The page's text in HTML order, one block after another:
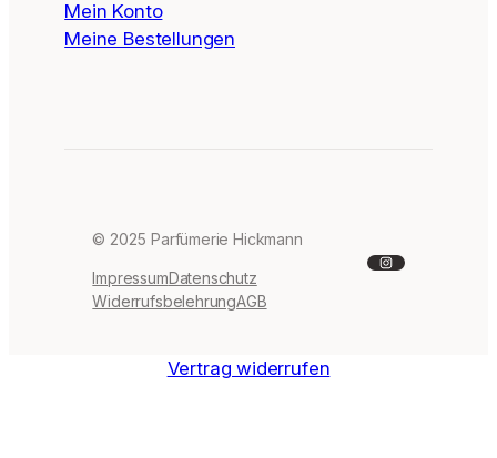
Mein Konto
Meine Bestellungen
© 2025 Parfümerie Hickmann
ImpressumDatenschutz
WiderrufsbelehrungAGB
Instagram
Vertrag widerrufen